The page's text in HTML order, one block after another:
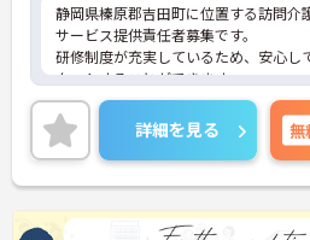
静岡県榛原郡吉田町に位置する訪問介
サービス提供責任者募集です。
研修制度が充実しているため、安心し
タートすることができます。
完全週休2日制＆日勤帯のみのご勤務
庭やプライベートとの両立もしやすい
ご興味のある方には、面接対策ポイン
に詳細をお話いたしますので、お気軽
さい。
詳細を見る 無